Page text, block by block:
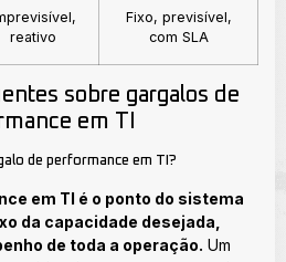
reativo
Fixo, previsível,
com SLA
sobre gargalos de
em TI
de performance em TI?
em TI é o ponto do sistema
da capacidade desejada,
de toda a operação. Um